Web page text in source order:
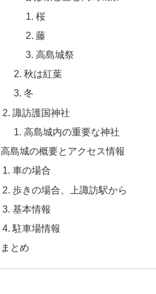
桜
藤
高島城祭
秋は紅葉
冬
諏訪護国神社
高島城内の重要な神社
高島城の概要とアクセス情報
車の場合
歩きの場合、上諏訪駅から
基本情報
駐車場情報
まとめ